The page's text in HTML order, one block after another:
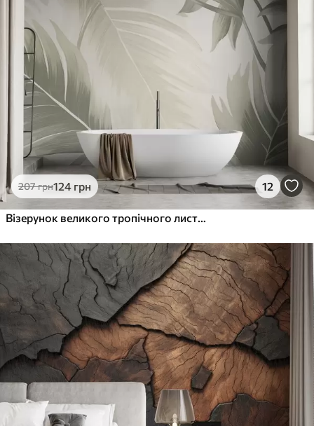
Преміум Вініл
1216730 грн
Peel and Stick
1458 грн/м²
207грн124 грн 12